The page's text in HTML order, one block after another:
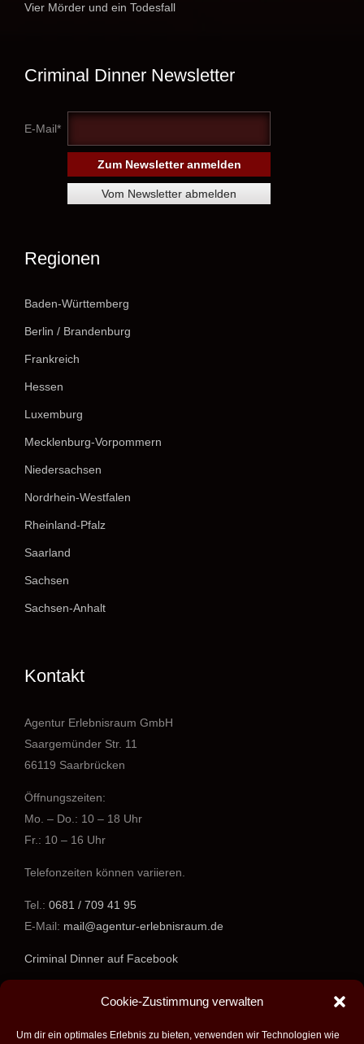
Cookie-Zustimmung verwalten
Um dir ein optimales Erlebnis zu bieten, verwenden wir Technologien wie
Vier Mörder und ein Todesfall
Criminal Dinner Newsletter
E-Mail*
Regionen
Baden-Württemberg
Berlin / Brandenburg
Frankreich
Hessen
Luxemburg
Mecklenburg-Vorpommern
Niedersachsen
Nordrhein-Westfalen
Rheinland-Pfalz
Saarland
Sachsen
Sachsen-Anhalt
Kontakt
Agentur Erlebnisraum GmbH
Saargemünder Str. 11
66119 Saarbrücken
Öffnungszeiten:
Mo. – Do.: 10 – 18 Uhr
Fr.: 10 – 16 Uhr
Telefonzeiten können variieren.
Tel.: 0681 / 709 41 95
E-Mail: mail@agentur-erlebnisraum.de
Criminal Dinner auf Facebook